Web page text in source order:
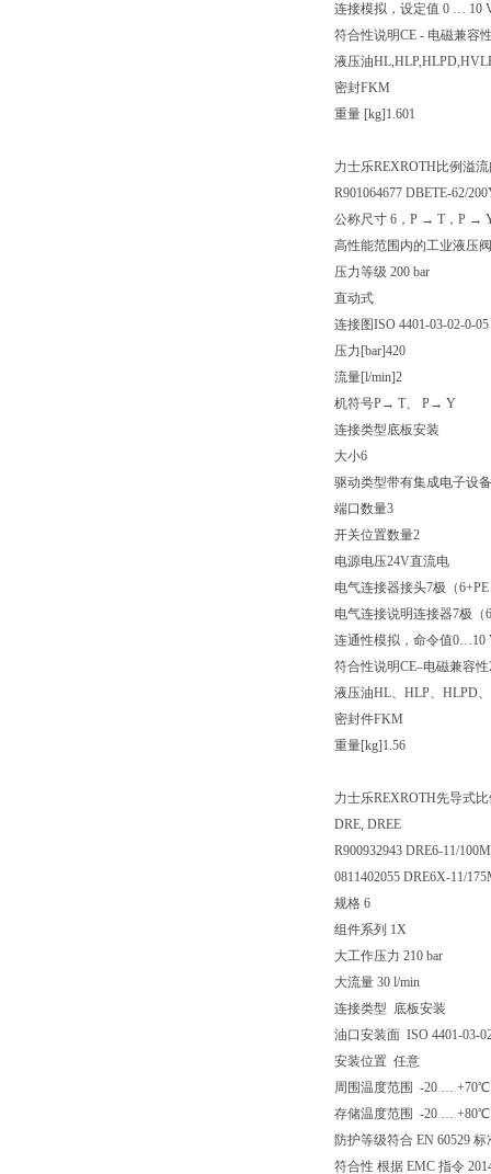
连接模拟，设定值 0 … 10
符合性说明CE - 电磁兼容
液压油
密封FKM
重量 [kg]1.601
力士乐REXROTH比例溢
R901064677 DBETE-62/
公称尺寸 6，P → T，P →
高性能范围内的工业液压
压力等级 200 bar
直动式
连接图ISO 4401-03-02-0-05
压力[bar]420
流量[l/min]2
机符号P→ T、 P→ Y
连接类型底板安装
大小6
驱动类型带有集成电子设
端口数量3
开关位置数量2
电源电压24V直流电
电气连接器接头7极（
电气连接说明连接器7极（
连通性模拟，命令值0…10
符合性说明CE–电磁兼容性
液压油HL、HLP、HLPD
密封件FKM
重量[kg]1.56
力士乐REXROTH先导式
DRE, DREE
R900932943 DRE6-11/
0811402055 DRE6X-11/
规格 6
组件系列 1X
大工作压力 210 bar
大流量 30 l/min
连接类型 底板安装
油口安装面 ISO 4401-03-
安装位置 任意
周围温度范围 -20 … +70℃
存储温度范围 -20 … +80℃
防护等级符合 EN 60529
符合性 根据 EMC 指令